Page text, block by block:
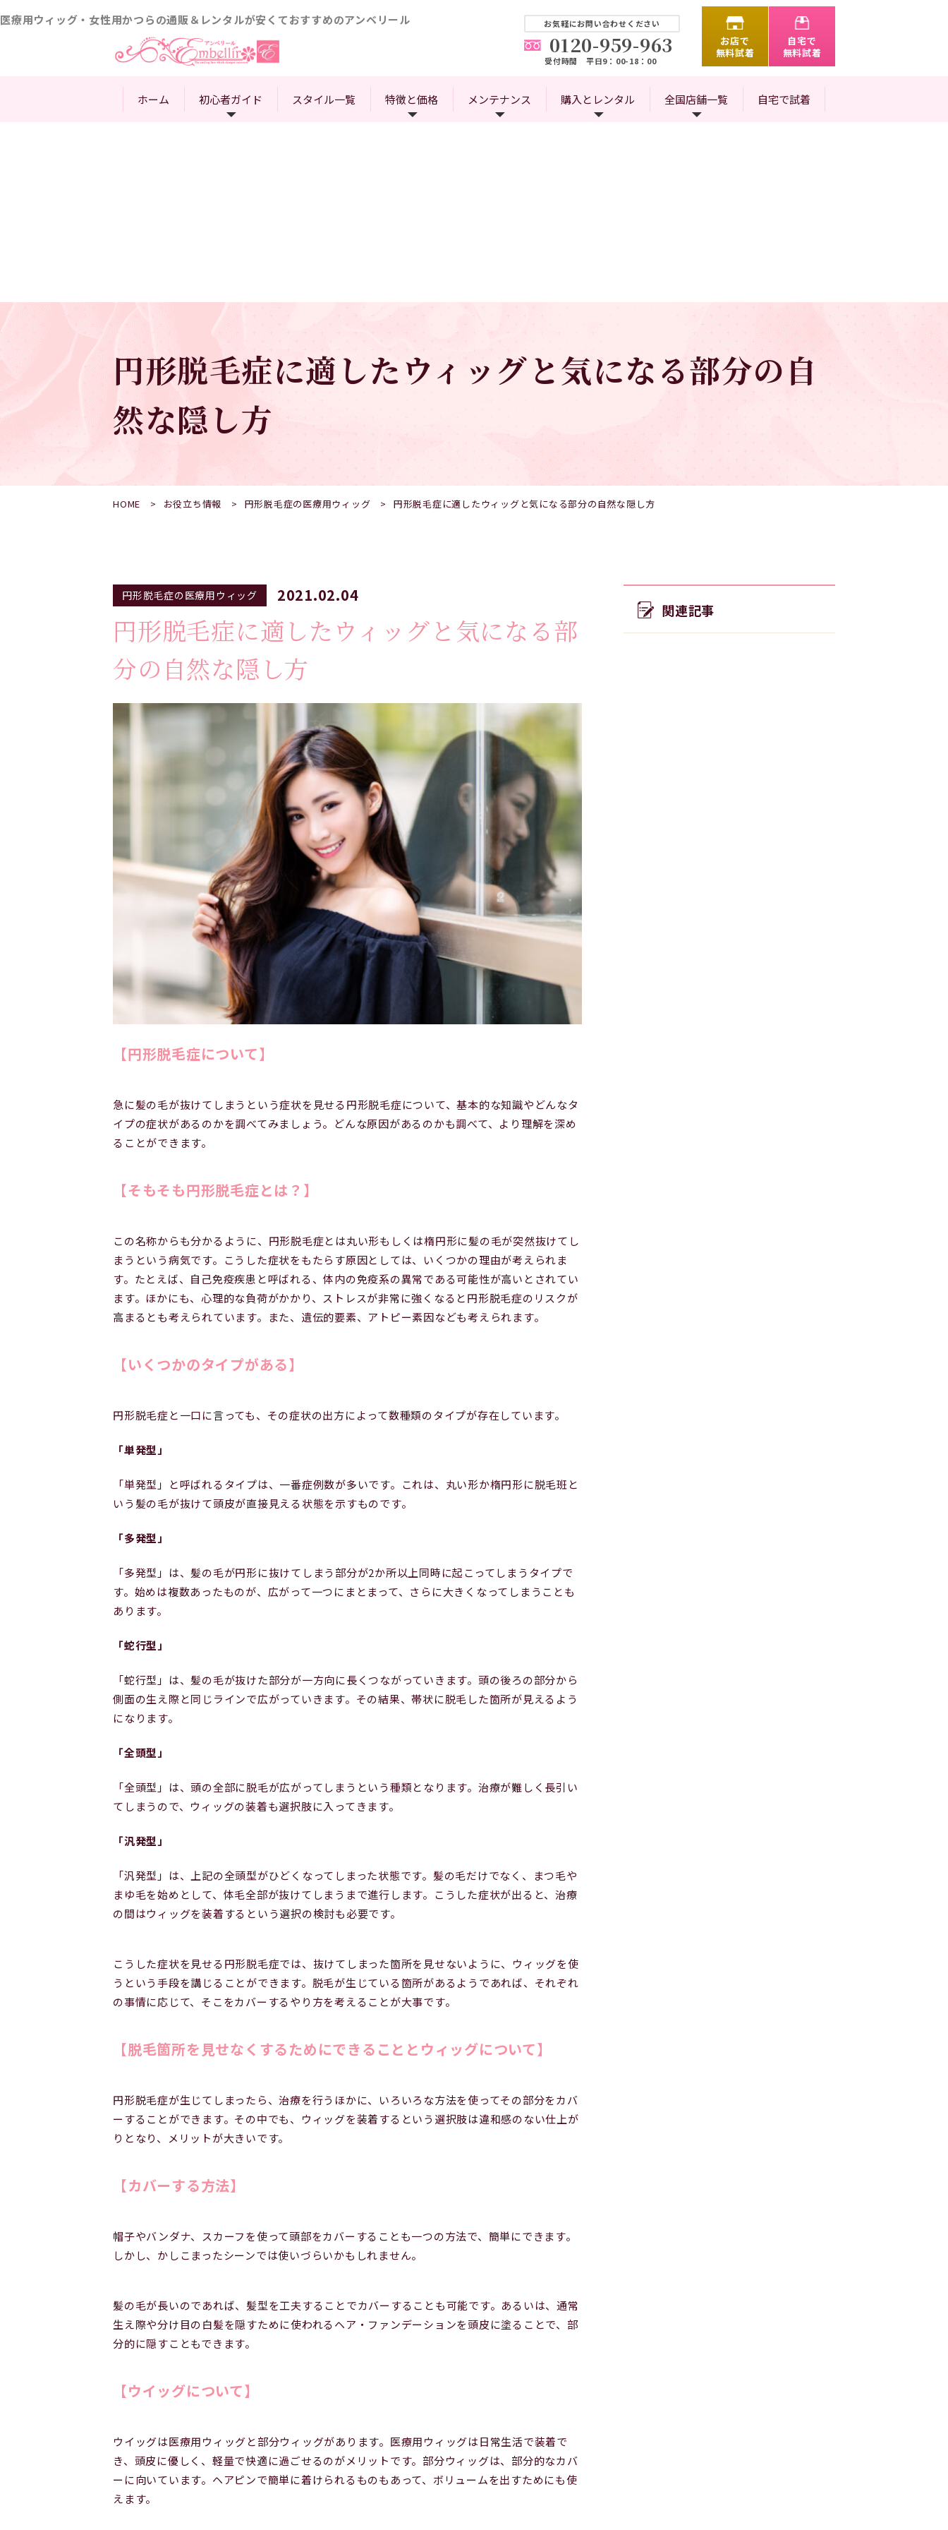
医療用ウィッグ・女性用かつらの通販＆レンタルが安くておすすめのアンベリール お気軽にお問い合わせください
0120-959-963
受付時間 平日9：00-18：00
お店で
無料試着
自宅で
無料試着
ホーム 初心者ガイド スタイル一覧 特徴と価格 メンテナンス 購入とレンタル 全国店舗一覧 自宅で試着
円形脱毛症に適したウィッグと気になる部分の自
然な隠し方
HOME お役立ち情報 円形脱毛症の医療用ウィッグ 円形脱毛症に適したウィッグと気になる部分の自然な隠し方
円形脱毛症の医療用ウィッグ 2021.02.04
円形脱毛症に適したウィッグと気になる部
分の自然な隠し方
【円形脱毛症について】
急に髪の毛が抜けてしまうという症状を見せる円形脱毛症について、基本的な知識やどんなタ
イプの症状があるのかを調べてみましょう。どんな原因があるのかも調べて、より理解を深め
ることができます。
【そもそも円形脱毛症とは？】
この名称からも分かるように、円形脱毛症とは丸い形もしくは楕円形に髪の毛が突然抜けてし
まうという病気です。こうした症状をもたらす原因としては、いくつかの理由が考えられま
す。たとえば、自己免疫疾患と呼ばれる、体内の免疫系の異常である可能性が高いとされてい
ます。ほかにも、心理的な負荷がかかり、ストレスが非常に強くなると円形脱毛症のリスクが
高まるとも考えられています。また、遺伝的要素、アトピー素因なども考えられます。
【いくつかのタイプがある】
円形脱毛症と一口に言っても、その症状の出方によって数種類のタイプが存在しています。
「単発型」
「単発型」と呼ばれるタイプは、一番症例数が多いです。これは、丸い形か楕円形に脱毛班と
いう髪の毛が抜けて頭皮が直接見える状態を示すものです。
「多発型」
「多発型」は、髪の毛が円形に抜けてしまう部分が2か所以上同時に起こってしまうタイプで
す。始めは複数あったものが、広がって一つにまとまって、さらに大きくなってしまうことも
あります。
「蛇行型」
「蛇行型」は、髪の毛が抜けた部分が一方向に長くつながっていきます。頭の後ろの部分から
側面の生え際と同じラインで広がっていきます。その結果、帯状に脱毛した箇所が見えるよう
になります。
「全頭型」
「全頭型」は、頭の全部に脱毛が広がってしまうという種類となります。治療が難しく長引い
てしまうので、ウィッグの装着も選択肢に入ってきます。
「汎発型」
「汎発型」は、上記の全頭型がひどくなってしまった状態です。髪の毛だけでなく、まつ毛や
まゆ毛を始めとして、体毛全部が抜けてしまうまで進行します。こうした症状が出ると、治療
の間はウィッグを装着するという選択の検討も必要です。
こうした症状を見せる円形脱毛症では、抜けてしまった箇所を見せないように、ウィッグを使
うという手段を講じることができます。脱毛が生じている箇所があるようであれば、それぞれ
の事情に応じて、そこをカバーするやり方を考えることが大事です。
【脱毛箇所を見せなくするためにできることとウィッグについて】
円形脱毛症が生じてしまったら、治療を行うほかに、いろいろな方法を使ってその部分をカバ
ーすることができます。その中でも、ウィッグを装着するという選択肢は違和感のない仕上が
りとなり、メリットが大きいです。
【カバーする方法】
帽子やバンダナ、スカーフを使って頭部をカバーすることも一つの方法で、簡単にできます。
しかし、かしこまったシーンでは使いづらいかもしれません。
髪の毛が長いのであれば、髪型を工夫することでカバーすることも可能です。あるいは、通常
生え際や分け目の白髪を隠すために使われるヘア・ファンデーションを頭皮に塗ることで、部
分的に隠すこともできます。
【ウイッグについて】
ウイッグは医療用ウィッグと部分ウィッグがあります。医療用ウィッグは日常生活で装着で
き、頭皮に優しく、軽量で快適に過ごせるのがメリットです。部分ウィッグは、部分的なカバ
ーに向いています。ヘアピンで簡単に着けられるものもあって、ボリュームを出すためにも使
えます。
関連記事